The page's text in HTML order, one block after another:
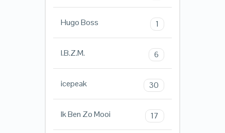
Hugo Boss 1
I.B.Z.M. 6
icepeak 30
Ik Ben Zo Mooi 17